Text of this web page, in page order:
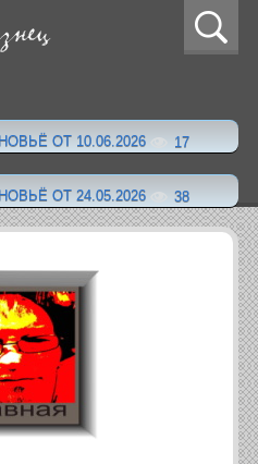
ОТ 10.06.2026 17
ОТ 24.05.2026 38